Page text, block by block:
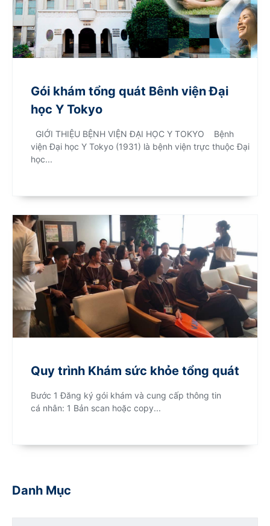
Gói khám tổng quát Bênh viện Đại
học Y Tokyo
GIỚI THIỆU BỆNH VIỆN ĐẠI HỌC Y TOKYO Bệnh
viện Đại học Y Tokyo (1931) là bệnh viện trực thuộc Đại
học...
Quy trình Khám sức khỏe tổng quát
Bước 1 Đăng ký gói khám và cung cấp thông tin
cá nhân: 1 Bản scan hoặc copy...
Danh Mục